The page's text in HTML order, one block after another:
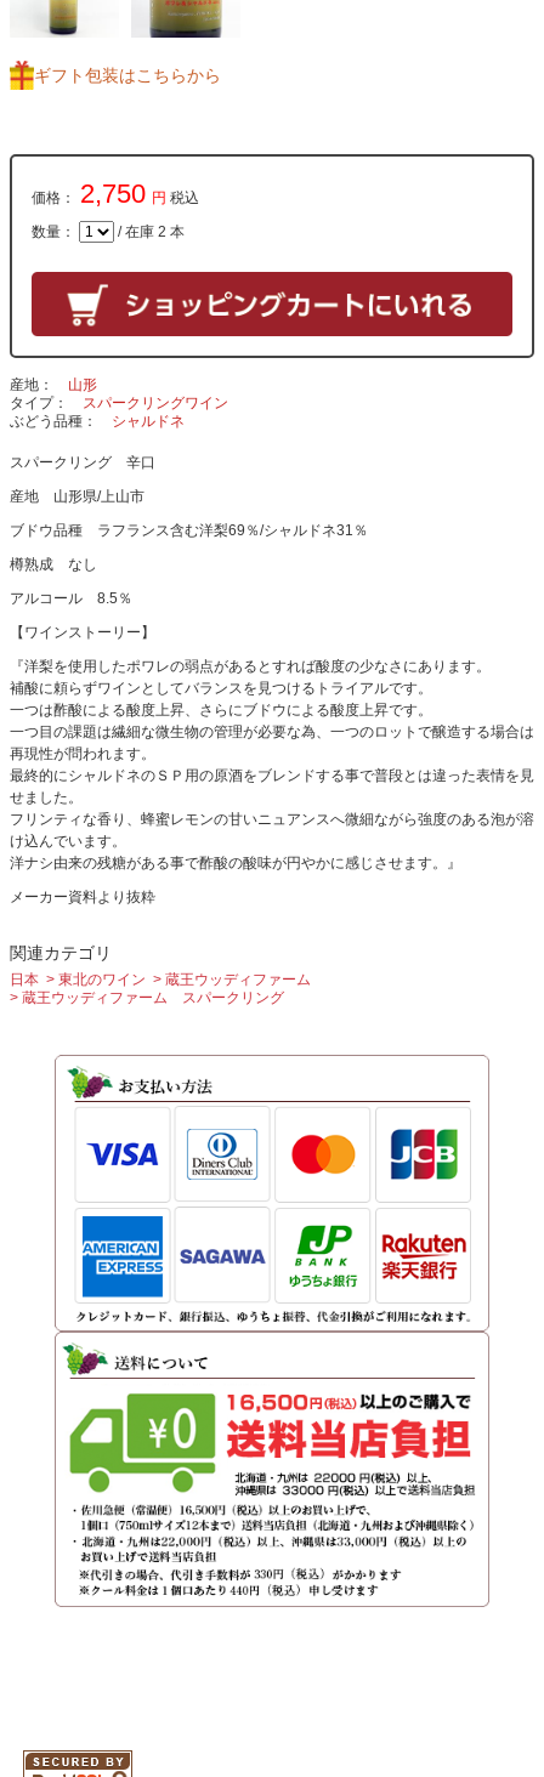
ギフト包装はこちらから
価格： 2,750 円 税込
数量： / 在庫 2 本
産地
山形
タイプ
スパークリングワイン
ぶどう品種
シャルドネ
スパークリング 辛口
産地 山形県/上山市
ブドウ品種 ラフランス含む洋梨69％/シャルドネ31％
樽熟成 なし
アルコール 8.5％
【ワインストーリー】
『洋梨を使用したポワレの弱点があるとすれば酸度の少なさにあります。
補酸に頼らずワインとしてバランスを見つけるトライアルです。
一つは酢酸による酸度上昇、さらにブドウによる酸度上昇です。
一つ目の課題は繊細な微生物の管理が必要な為、一つのロットで醸造する場合は
再現性が問われます。
最終的にシャルドネのＳＰ用の原酒をブレンドする事で普段とは違った表情を見
せました。
フリンティな香り、蜂蜜レモンの甘いニュアンスへ微細ながら強度のある泡が溶
け込んでいます。
洋ナシ由来の残糖がある事で酢酸の酸味が円やかに感じさせます。』
メーカー資料より抜粋
関連カテゴリ
日本 東北のワイン
蔵王ウッディファーム
蔵王ウッディファーム スパークリング